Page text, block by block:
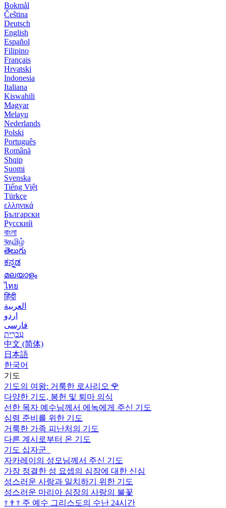
Bokmål
Čeština
Deutsch
English
Español
Filipino
Français
Hrvatski
Indonesia
Italiana
Kiswahili
Magyar
Melayu
Nederlands
Polski
Português
Română
Shqip
Suomi
Svenska
Tiếng Việt
Türkçe
ελληνικά
Български
Русский
বাংলা
বதமிழ்
తెలుగు
ಕನ್ನಡ
മലയാളം
ไทย
हिंदी
العربية
اردو
فارسی
עִברִית
中文 (简体)
日本語
한국어
기도
기도의 여왕: 거룩한 로사리오 🌹
다양한 기도, 봉헌 및 퇴마 의식
선한 목자 예수님께서 에녹에게 주신 기도
심령 준비를 위한 기도
거룩한 가족 피난처의 기도
다른 계시로부터 온 기도
기도 십자군
자카레이의 성모님께서 주신 기도
가장 정결한 성 요셉의 심장에 대한 신심
성스러운 사랑과 일치하기 위한 기도
성스러운 마리아 심장의 사랑의 불꽃
† † † 주 예수 그리스도의 수난 24시간